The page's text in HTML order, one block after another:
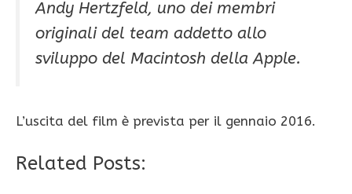
Andy Hertzfeld, uno dei membri
originali del team addetto allo
sviluppo del Macintosh della Apple.
L’uscita del film è prevista per il gennaio 2016.
Related Posts: